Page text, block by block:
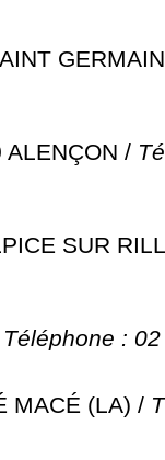
/
SUR
Téléphone :
MACÉ (LA) /